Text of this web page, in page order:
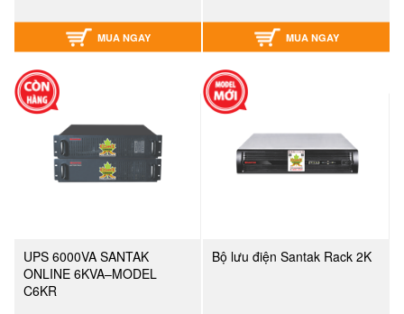
MUA NGAY MUA NGAY
UPS 6000VA SANTAK
ONLINE 6KVA–MODEL
C6KR
Bộ lưu điện Santak Rack 2K